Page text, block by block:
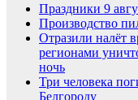
Праздники 9
Производство
Отразили налёт
регионами
ночь
Три человека
Белгороду